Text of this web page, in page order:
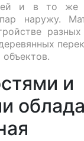
и в то же
наружу.
и